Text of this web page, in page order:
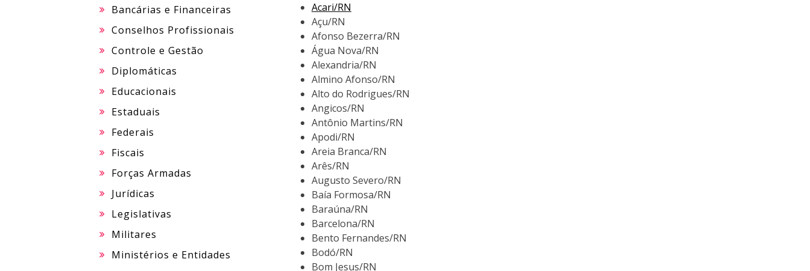
Acari/RN
Açu/RN
Afonso Bezerra/RN
Água Nova/RN
Alexandria/RN
Almino Afonso/RN
Alto do Rodrigues/RN
Angicos/RN
Antônio Martins/RN
Apodi/RN
Areia Branca/RN
Arês/RN
Augusto Severo/RN
Baía Formosa/RN
Baraúna/RN
Barcelona/RN
Bento Fernandes/RN
Bodó/RN
Bom Jesus/RN
Bancárias e Financeiras
Conselhos Profissionais
Controle e Gestão
Diplomáticas
Educacionais
Estaduais
Federais
Fiscais
Forças Armadas
Jurídicas
Legislativas
Militares
Ministérios e Entidades